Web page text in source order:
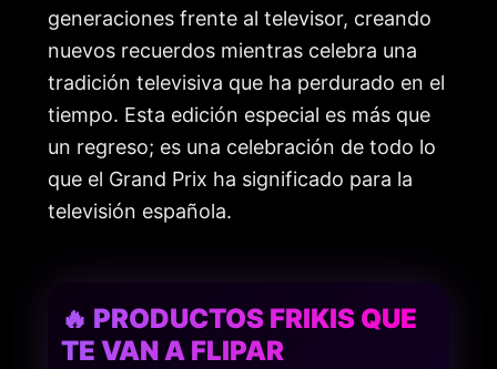
generaciones frente al televisor, creando
nuevos recuerdos mientras celebra una
tradición televisiva que ha perdurado en el
tiempo. Esta edición especial es más que
un regreso; es una celebración de todo lo
que el Grand Prix ha significado para la
televisión española.
🔥 PRODUCTOS FRIKIS QUE
TE VAN A FLIPAR